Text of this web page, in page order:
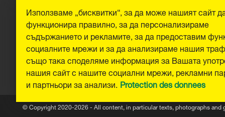
Отпечатък
© Copyright 2020-2026 - All content, in particular texts, photographs and
Използваме „бисквитки“, за да може нашият сайт
функционира правилно, за да персонализираме
съдържанието и рекламите, за да предоставим
социалните мрежи и за да анализираме нашия
също така споделяме информация за Вашата
нашия сайт с нашите социални мрежи, рекламни
и партньори за анализи. Protection des donnees